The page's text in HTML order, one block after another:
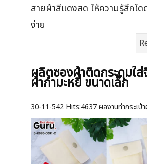
สายผ้าสีแดงสด ให้ความรู้สึกโด
ง่าย
ผลิตซองผ้าติดกระดุมใส่
ผ้ากำมะหยี่ ขนาดเล็ก
30-11-542 Hits:4637 ผลงานทำกระเป๋า